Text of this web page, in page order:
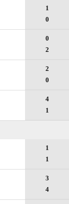
1
0
0
2
2
0
4
1
1
1
3
4